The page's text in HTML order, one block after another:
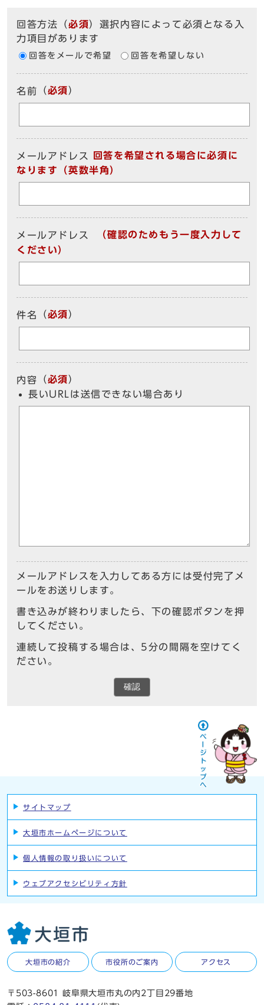
回答方法 （必須）選択内容によって必須となる入
力項目があります
回答をメールで希望 回答を希望しない
名前 （必須）
メールアドレス
回答を希望される場合に必須に
なります（英数半角）
メールアドレス
（確認のためもう一度入力して
ください）
件名 （必須）
内容 （必須）
長いURLは送信できない場合あり
メールアドレスを入力してある方には受付完了メ
ールをお送りします。
書き込みが終わりましたら、下の確認ボタンを押
してください。
連続して投稿する場合は、5分の間隔を空けてく
ださい。
確認
サイトマップ
大垣市ホームページについて
個人情報の取り扱いについて
ウェブアクセシビリティ方針
大垣市の紹介 市役所のご案内 アクセス
〒503-8601 岐阜県大垣市丸の内2丁目29番地